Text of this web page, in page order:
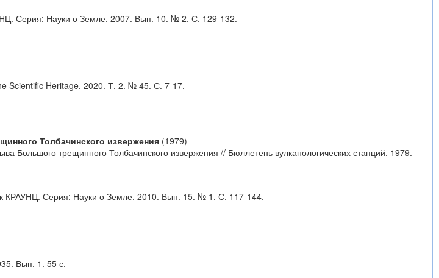
Серия: Науки о Земле. 2007. Вып. 10. № 2. С. 129-132.
Scientific Heritage. 2020. Т. 2. № 45. С. 7-17.
Толбачинского извержения (1979)
Большого трещинного Толбачинского извержения // Бюллетень вулканологических станций. 1979.
КРАУНЦ. Серия: Науки о Земле. 2010. Вып. 15. № 1. С. 117-144.
Вып. 1. 55 с.